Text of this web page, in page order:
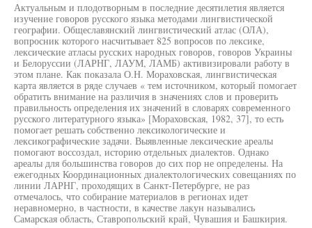
Актуальным и плодотворным в последние десятилетия является
изучение говоров русского языка методами лингвистической
географии. Общеславянский лингвистический атлас (ОЛА),
вопросник которого насчитывает 825 вопросов по лексике,
лексические атласы русских народных говоров, говоров Украины
и Белоруссии (ЛАРНГ, ЛАУМ, ЛАМБ) активизировали работу в
этом плане. Как показала О.Н. Мораховская, лингвистическая
карта является в ряде случаев « тем источником, который помогает
обратить внимание на различия в значениях слов и проверить
правильность определения их значений в словарях современного
русского литературного языка» [Мораховская, 1982, 37], то есть
помогает решать собственно лексикологические и
лексикографические задачи. Выявленные лексические ареалы
помогают воссоздал, историю отдельных диалектов. Однако
ареалы для большинства говоров до сих пор не определены. На
ежегодных Координационных диалектологических совещаниях по
линии ЛАРНГ, проходящих в Санкт-Петербурге, не раз
отмечалось, что собирание материалов в регионах идет
неравномерно, в частности, в качестве лакун назывались
Самарская область, Ставропольский край, Чувашия и Башкирия.